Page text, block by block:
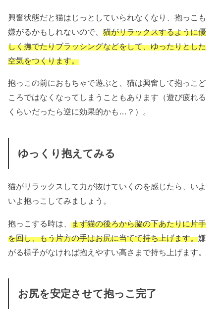
興奮状態だと猫はじっとしていられなくなり、抱っこも
嫌がるかもしれないので、猫がリラックスするように優
しく撫でたりブラッシングなどをして、ゆったりとした
空気をつくります。
抱っこの前におもちゃで遊ぶと、猫は興奮して抱っこど
ころではなくなってしまうこともあります（遊び疲れる
くらいだったら逆に効果的かも…？）。
ゆっくり抱えてみる
猫がリラックスして力が抜けていくのを感じたら、いよ
いよ抱っこしてみましょう。
抱っこする時は、まず猫の後ろから脇の下あたりに片手
を回し、もう片方の手はお尻に当てて持ち上げます。嫌
がる様子がなければ抱えやすい高さまで持ち上げます。
お尻を安定させて抱っこ完了